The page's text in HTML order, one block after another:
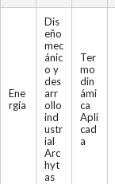
Ene
rgía
Dis
eño
mec
ánic
o y
des
arr
ollo
ind
ustr
ial
Arc
hyt
as
Ter
mo
din
ámi
ca
Apli
cad
a